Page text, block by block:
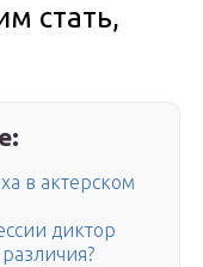
стать,
в актерском
диктор